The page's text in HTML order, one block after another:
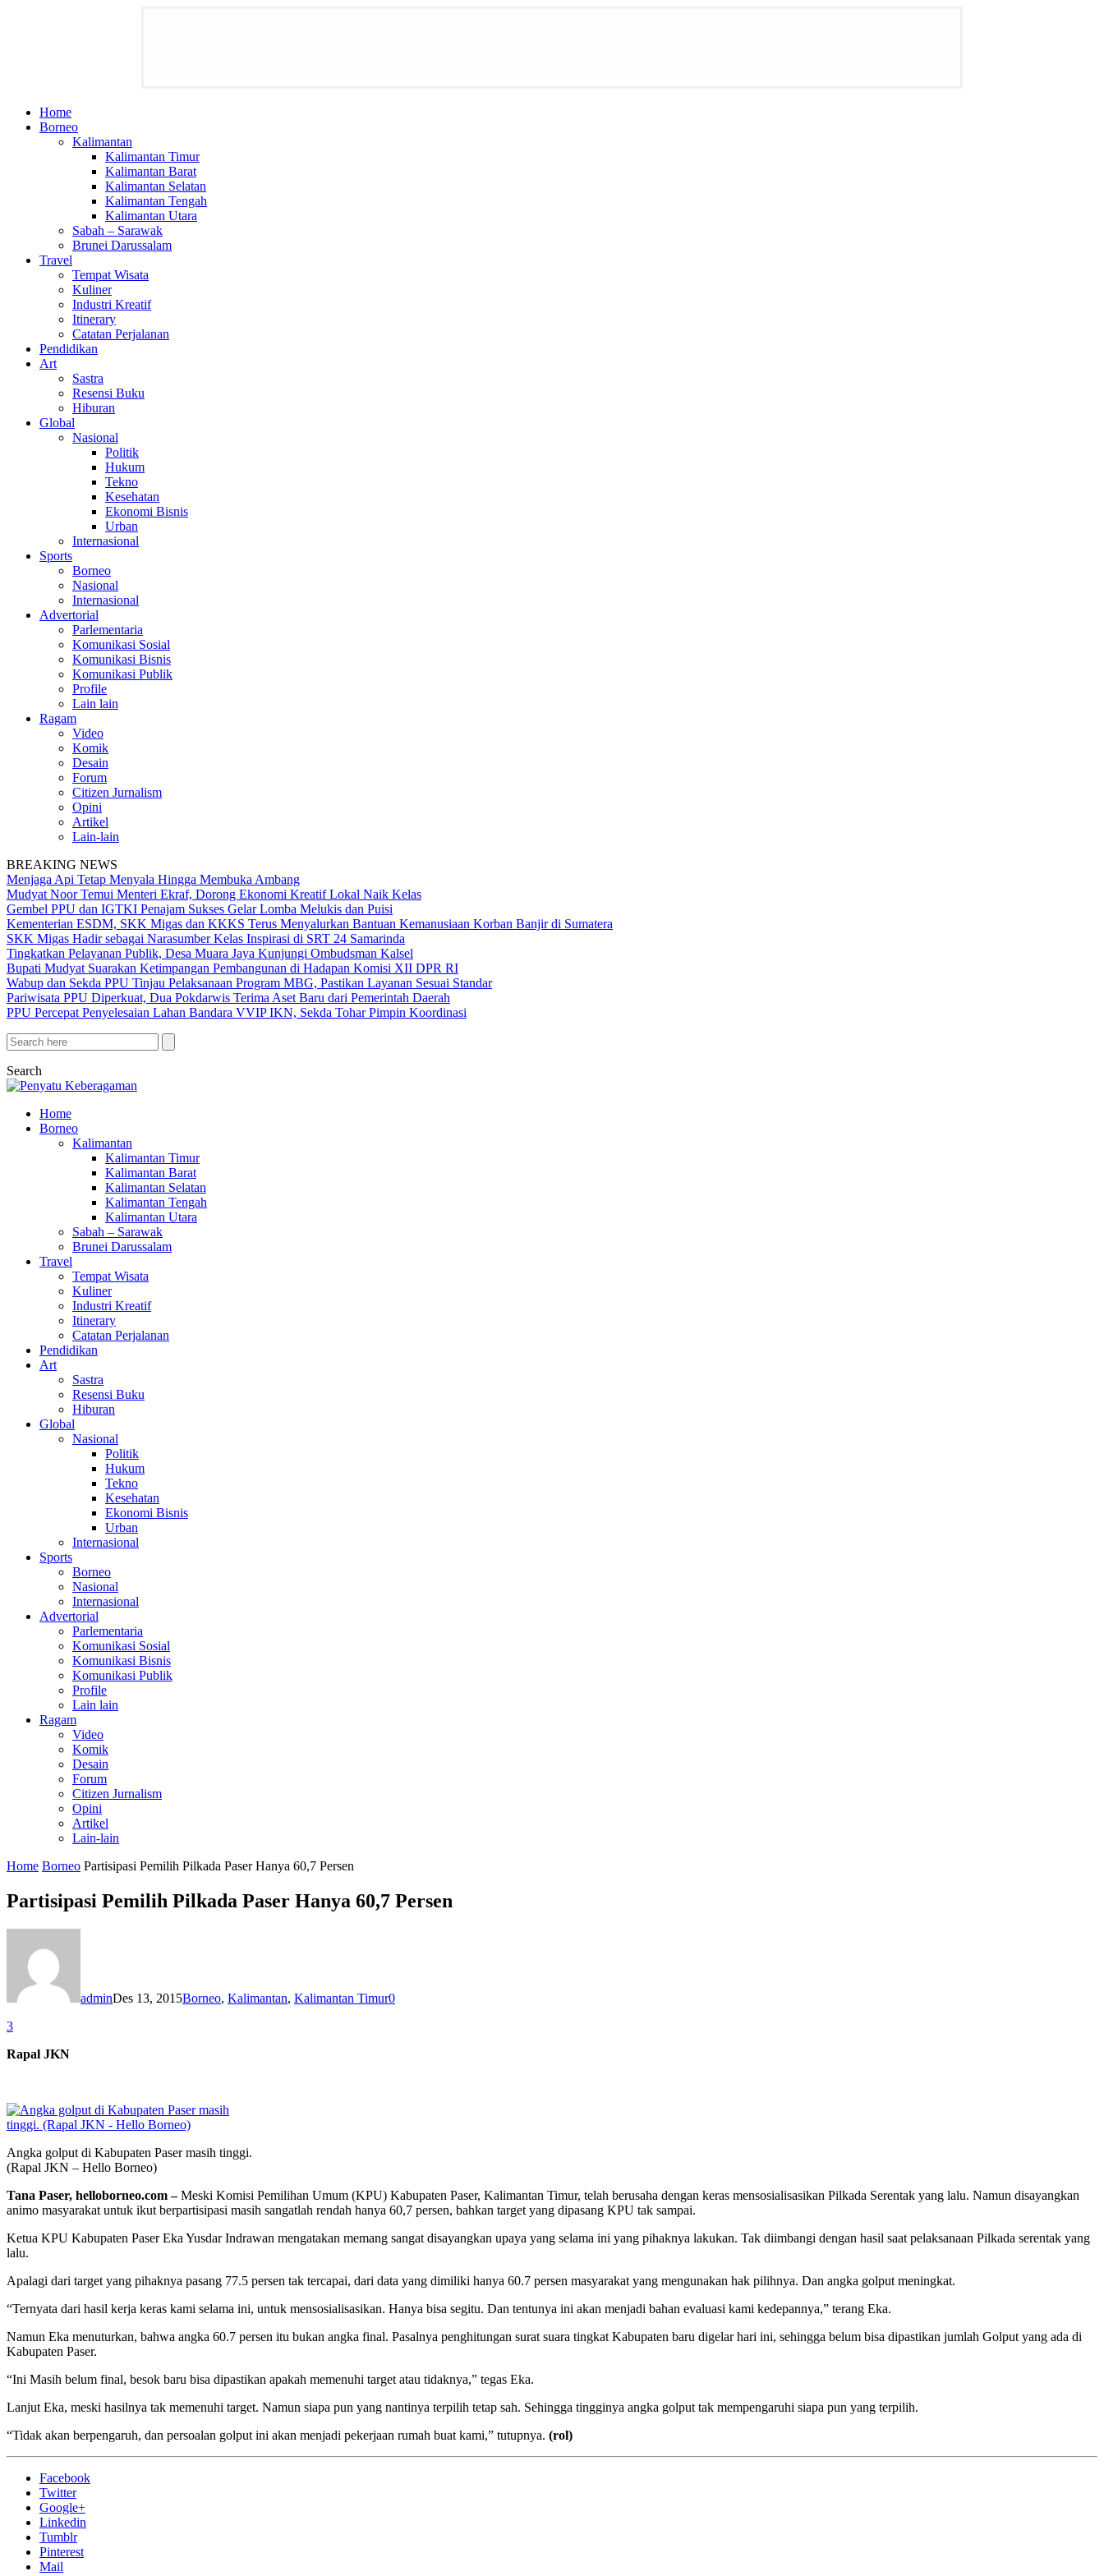
Home
Borneo
Kalimantan
Kalimantan Timur
Kalimantan Barat
Kalimantan Selatan
Kalimantan Tengah
Kalimantan Utara
Sabah – Sarawak
Brunei Darussalam
Travel
Tempat Wisata
Kuliner
Industri Kreatif
Itinerary
Catatan Perjalanan
Pendidikan
Art
Sastra
Resensi Buku
Hiburan
Global
Nasional
Politik
Hukum
Tekno
Kesehatan
Ekonomi Bisnis
Urban
Internasional
Sports
Borneo
Nasional
Internasional
Advertorial
Parlementaria
Komunikasi Sosial
Komunikasi Bisnis
Komunikasi Publik
Profile
Lain lain
Ragam
Video
Komik
Desain
Forum
Citizen Jurnalism
Opini
Artikel
Lain-lain
BREAKING NEWS
Menjaga Api Tetap Menyala Hingga Membuka Ambang
Mudyat Noor Temui Menteri Ekraf, Dorong Ekonomi Kreatif Lokal Naik Kelas
Gembel PPU dan IGTKI Penajam Sukses Gelar Lomba Melukis dan Puisi
Kementerian ESDM, SKK Migas dan KKKS Terus Menyalurkan Bantuan Kemanusiaan Korban Banjir di Sumatera
SKK Migas Hadir sebagai Narasumber Kelas Inspirasi di SRT 24 Samarinda
Tingkatkan Pelayanan Publik, Desa Muara Jaya Kunjungi Ombudsman Kalsel
Bupati Mudyat Suarakan Ketimpangan Pembangunan di Hadapan Komisi XII DPR RI
Wabup dan Sekda PPU Tinjau Pelaksanaan Program MBG, Pastikan Layanan Sesuai Standar
Pariwisata PPU Diperkuat, Dua Pokdarwis Terima Aset Baru dari Pemerintah Daerah
PPU Percepat Penyelesaian Lahan Bandara VVIP IKN, Sekda Tohar Pimpin Koordinasi
Search
Home
Borneo
Kalimantan
Kalimantan Timur
Kalimantan Barat
Kalimantan Selatan
Kalimantan Tengah
Kalimantan Utara
Sabah – Sarawak
Brunei Darussalam
Travel
Tempat Wisata
Kuliner
Industri Kreatif
Itinerary
Catatan Perjalanan
Pendidikan
Art
Sastra
Resensi Buku
Hiburan
Global
Nasional
Politik
Hukum
Tekno
Kesehatan
Ekonomi Bisnis
Urban
Internasional
Sports
Borneo
Nasional
Internasional
Advertorial
Parlementaria
Komunikasi Sosial
Komunikasi Bisnis
Komunikasi Publik
Profile
Lain lain
Ragam
Video
Komik
Desain
Forum
Citizen Jurnalism
Opini
Artikel
Lain-lain
Home Borneo Partisipasi Pemilih Pilkada Paser Hanya 60,7 Persen
Partisipasi Pemilih Pilkada Paser Hanya 60,7 Persen
adminDes 13, 2015Borneo, Kalimantan, Kalimantan Timur0
3
Rapal JKN
Angka golput di Kabupaten Paser masih tinggi.
(Rapal JKN – Hello Borneo)
Tana Paser, helloborneo.com –Meski Komisi Pemilihan Umum (KPU) Kabupaten Paser, Kalimantan Timur, telah berusaha dengan keras mensosialisasikan Pilkada Serentak yang lalu. Namun disayangkan
animo masyarakat untuk ikut berpartisipasi masih sangatlah rendah hanya 60,7 persen, bahkan target yang dipasang KPU tak sampai.
Ketua KPU Kabupaten Paser Eka Yusdar Indrawan mengatakan memang sangat disayangkan upaya yang selama ini yang pihaknya lakukan. Tak diimbangi dengan hasil saat pelaksanaan Pilkada serentak yang
lalu.
Apalagi dari target yang pihaknya pasang 77.5 persen tak tercapai, dari data yang dimiliki hanya 60.7 persen masyarakat yang mengunakan hak pilihnya. Dan angka golput meningkat.
“Ternyata dari hasil kerja keras kami selama ini, untuk mensosialisasikan. Hanya bisa segitu. Dan tentunya ini akan menjadi bahan evaluasi kami kedepannya,” terang Eka.
Namun Eka menuturkan, bahwa angka 60.7 persen itu bukan angka final. Pasalnya penghitungan surat suara tingkat Kabupaten baru digelar hari ini, sehingga belum bisa dipastikan jumlah Golput yang ada di
Kabupaten Paser.
“Ini Masih belum final, besok baru bisa dipastikan apakah memenuhi target atau tidaknya,” tegas Eka.
Lanjut Eka, meski hasilnya tak memenuhi target. Namun siapa pun yang nantinya terpilih tetap sah. Sehingga tingginya angka golput tak mempengaruhi siapa pun yang terpilih.
“Tidak akan berpengaruh, dan persoalan golput ini akan menjadi pekerjaan rumah buat kami,” tutupnya. (rol)
Facebook
Twitter
Google+
Linkedin
Tumblr
Pinterest
Mail